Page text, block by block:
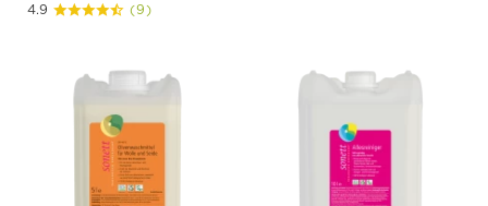
4.9 (9)